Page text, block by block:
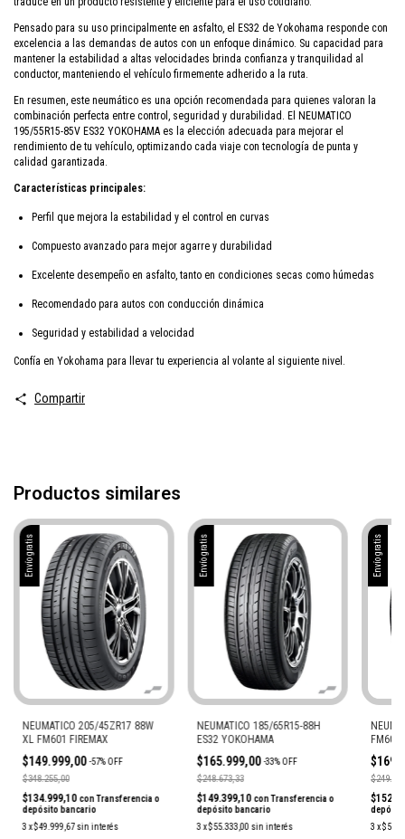
Pensado para su uso principalmente en asfalto, el ES32 de Yokohama responde con
excelencia a las demandas de autos con un enfoque dinámico. Su capacidad para
mantener la estabilidad a altas velocidades brinda confianza y tranquilidad al
conductor, manteniendo el vehículo firmemente adherido a la ruta.
En resumen, este neumático es una opción recomendada para quienes valoran la
combinación perfecta entre control, seguridad y durabilidad. El NEUMATICO
195/55R15-85V ES32 YOKOHAMA es la elección adecuada para mejorar el
rendimiento de tu vehículo, optimizando cada viaje con tecnología de punta y
calidad garantizada.
Características principales:
Perfil que mejora la estabilidad y el control en curvas
Compuesto avanzado para mejor agarre y durabilidad
Excelente desempeño en asfalto, tanto en condiciones secas como húmedas
Recomendado para autos con conducción dinámica
Seguridad y estabilidad a velocidad
Confía en Yokohama para llevar tu experiencia al volante al siguiente nivel.
Compartir
Productos similares
Envío gratis
NEUMATICO 205/45ZR17 88W
XL FM601 FIREMAX
$149.999,00-57%OFF
$348.255,00
$134.999,10 con Transferencia o
depósito bancario
3 x$49.999,67sin interés
Envío gratis
NEUMATICO 185/65R15-88H
ES32 YOKOHAMA
$165.999,00-33%OFF
$248.673,33
$149.399,10 con Transferencia o
depósito bancario
3 x$55.333,00 sin interés
Envío gratis
FM601
3 x